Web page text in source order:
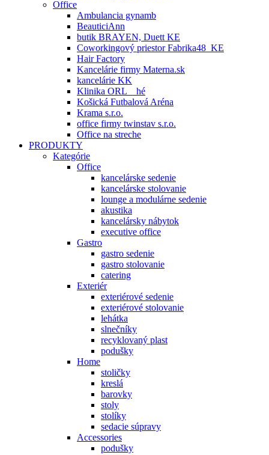
Office
Ambulancia gynamb
BeauticiAnn
butik BRAYEN, Duett KE
Coworkingový priestor Fabrika48_KE
Hair Factory
Kancelárie firmy Materna.sk
kancelárie KK
Klinika ORL _ hé
Košická Futbalová Aréna
Krama s.r.o.
office firmy twinstav s.r.o.
Office na streche
PRODUKTY
Kategórie
Office
kancelárske sedenie
kancelárske stolovanie
lounge a modulárne sedenie
akustika
kancelársky nábytok
executive office
Gastro
gastro sedenie
gastro stolovanie
catering
Exteriér
exteriérové sedenie
exteriérové stolovanie
lehátka
slnečníky
recyklovaný plast
podušky
Home
stoličky
kreslá
barovky
stoly
stolíky
sedacie súpravy
Accessories
podušky